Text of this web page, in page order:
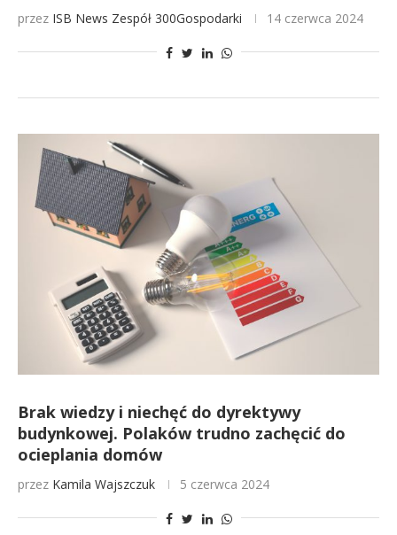
przez ISB News Zespół 300Gospodarki 14 czerwca 2024
Brak wiedzy i niechęć do dyrektywy
budynkowej. Polaków trudno zachęcić do
ocieplania domów
przez Kamila Wajszczuk 5 czerwca 2024